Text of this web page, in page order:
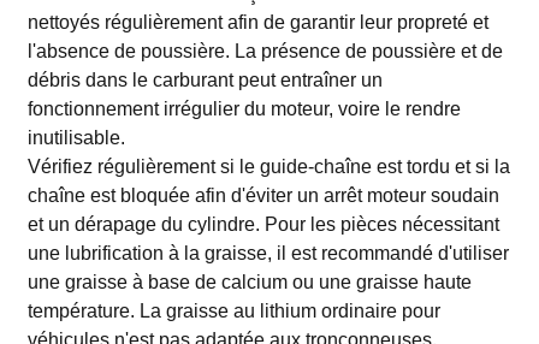
nettoyés régulièrement afin de garantir leur propreté et
l'absence de poussière. La présence de poussière et de
débris dans le carburant peut entraîner un
fonctionnement irrégulier du moteur, voire le rendre
inutilisable.
Vérifiez régulièrement si le guide-chaîne est tordu et si la
chaîne est bloquée afin d'éviter un arrêt moteur soudain
et un dérapage du cylindre. Pour les pièces nécessitant
une lubrification à la graisse, il est recommandé d'utiliser
une graisse à base de calcium ou une graisse haute
température. La graisse au lithium ordinaire pour
véhicules n'est pas adaptée aux tronçonneuses.